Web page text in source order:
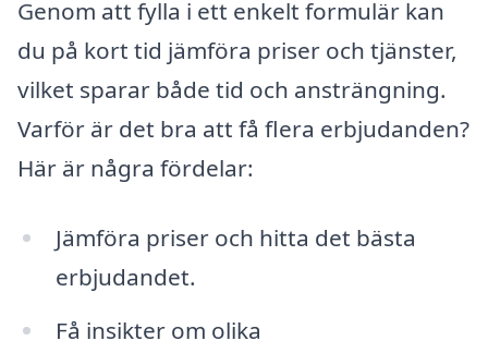
Genom att fylla i ett enkelt formulär kan
du på kort tid jämföra priser och tjänster,
vilket sparar både tid och ansträngning.
Varför är det bra att få flera erbjudanden?
Här är några fördelar:
Jämföra priser och hitta det bästa
erbjudandet.
Få insikter om olika